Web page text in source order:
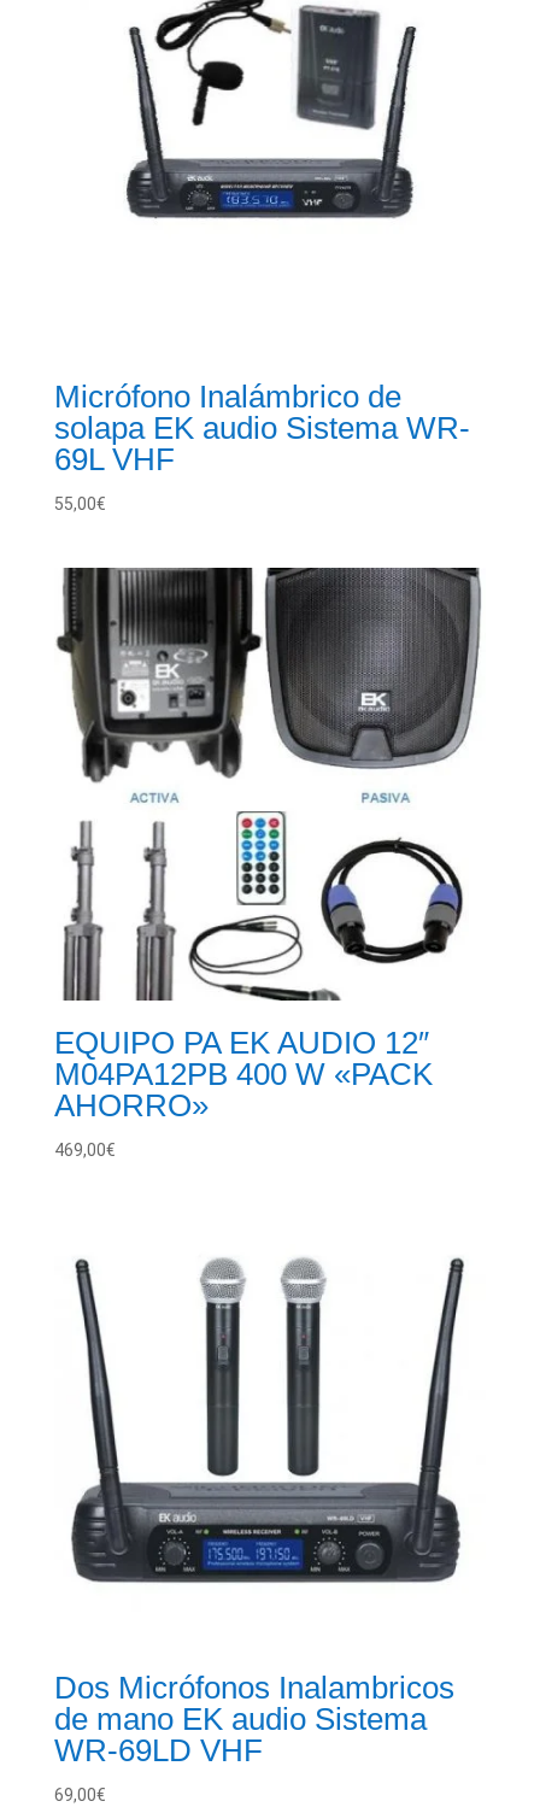
Micrófono Inalámbrico de
solapa EK audio Sistema WR-
69L VHF
55,00€
EQUIPO PA EK AUDIO 12″
M04PA12PB 400 W «PACK
AHORRO»
469,00€
Dos Micrófonos Inalambricos
de mano EK audio Sistema
WR-69LD VHF
69,00€